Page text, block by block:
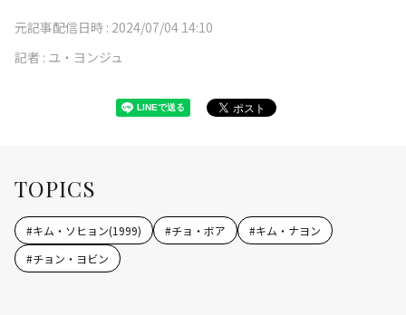
元記事配信日時 : 2024/07/04 14:10
記者 : ユ・ヨンジュ
TOPICS
#キム・ソヒョン(1999) #チョ・ボア #キム・ナヨン
#チョン・ヨビン